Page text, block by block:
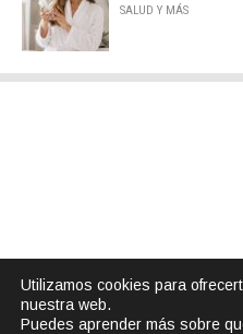
SALUD Y MÁS
Utilizamos cookies para
nuestra web.
Puedes aprender más sobre